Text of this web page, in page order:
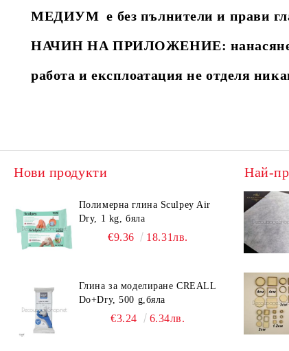
МЕДИУМ е без пълнители и прави
НАЧИН НА ПРИЛОЖЕНИЕ: нанасяне с
работа и експлоатация не отделя
Нови продукти
Полимерна глина Sculpey Air
Dry, 1 kg, бяла
€9.36 18.31лв.
Глина за моделиране CREALL
Do+Dry, 500 g,бяла
€3.24 6.34лв.
Най-